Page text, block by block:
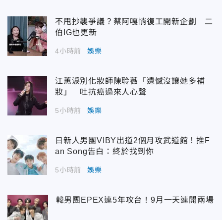
不甩抄襲爭議？蔡阿嘎悄復工開新企劃 二
伯IG也更新
4小時前 娛樂
江蕙淚別化妝師陳聆薇「遺憾沒讓她多補
妝」 吐抗癌過來人心聲
5小時前 娛樂
日新人男團VIBY出道2個月攻武道館！推F
an Song告白：終於找到你
5小時前 娛樂
韓男團EPEX連5年攻台！9月一天連開兩場